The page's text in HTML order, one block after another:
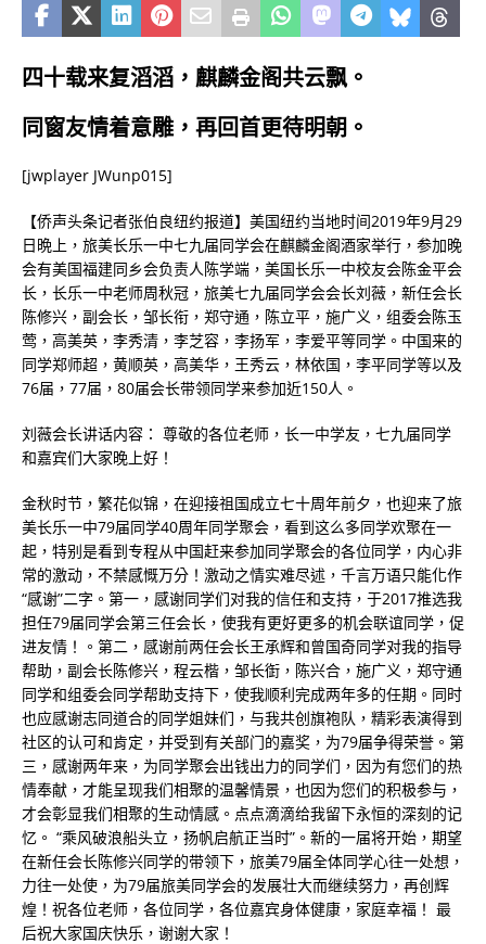
四十载来复滔滔，麒麟金阁共云飘。
同窗友情着意雕，再回首更待明朝。
[jwplayer JWunp015]
【侨声头条记者张伯良纽约报道】美国纽约当地时间2019年9月29
日晩上，旅美长乐一中七九届同学会在麒麟金阁酒家举行，参加晚
会有美国福建同乡会负责人陈学端，美国长乐一中校友会陈金平会
长，长乐一中老师周秋冠，旅美七九届同学会会长刘薇，新任会长
陈修兴，副会长，邹长衔，郑守通，陈立平，施广义，组委会陈玉
莺，高美英，李秀清，李芝容，李扬军，李爱平等同学。中国来的
同学郑师超，黄顺英，高美华，王秀云，林依国，李平同学等以及
76届，77届，80届会长带领同学来参加近150人。
刘薇会长讲话内容： 尊敬的各位老师，长一中学友，七九届同学
和嘉宾们大家晚上好！
金秋时节，繁花似锦，在迎接祖国成立七十周年前夕，也迎来了旅
美长乐一中79届同学40周年同学聚会，看到这么多同学欢聚在一
起，特别是看到专程从中国赶来参加同学聚会的各位同学，内心非
常的激动，不禁感慨万分！激动之情实难尽述，千言万语只能化作
“感谢”二字。第一，感谢同学们对我的信任和支持，于2017推选我
担任79届同学会第三任会长，使我有更好更多的机会联谊同学，促
进友情！。第二，感谢前两任会长王承辉和曾国奇同学对我的指导
帮助，副会长陈修兴，程云楷，邹长衘，陈兴合，施广义，郑守通
同学和组委会同学帮助支持下，使我顺利完成两年多的任期。同时
也应感谢志同道合的同学姐妹们，与我共创旗袍队，精彩表演得到
社区的认可和肯定，并受到有关部门的嘉奖，为79届争得荣誉。第
三，感谢两年来，为同学聚会出钱出力的同学们，因为有您们的热
情奉献，才能呈现我们相聚的温馨情景，也因为您们的积极参与，
才会彰显我们相聚的生动情感。点点滴滴给我留下永恒的深刻的记
忆。 “乘风破浪船头立，扬帆启航正当时”。新的一届将开始，期望
在新任会长陈修兴同学的带领下，旅美79届全体同学心往一处想，
力往一处使，为79届旅美同学会的发展壮大而继续努力，再创辉
煌！祝各位老师，各位同学，各位嘉宾身体健康，家庭幸福！ 最
后祝大家国庆快乐，谢谢大家！